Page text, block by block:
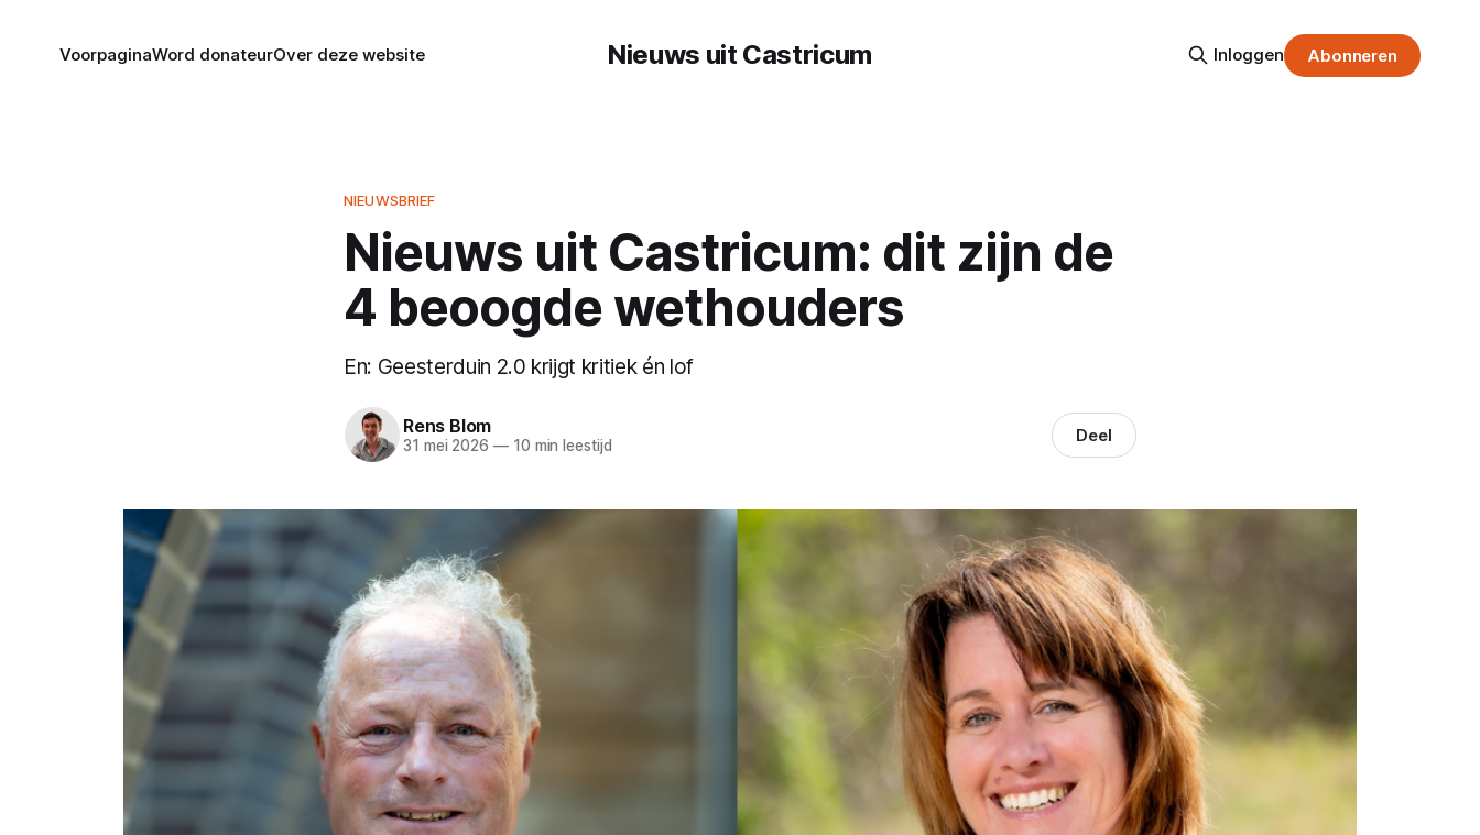
Nieuws uit Castricum
VoorpaginaWord donateurOver deze website Inloggen Abonneren
NIEUWSBRIEF
Nieuws uit Castricum: dit zijn de
4 beoogde wethouders
En: Geesterduin 2.0 krijgt kritiek én lof
Rens Blom
31 mei 2026 —10 min leestijd Deel